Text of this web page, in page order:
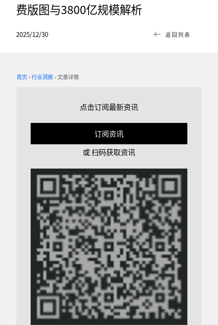
返回列表
2025/12/30
费版图与3800亿规模解析
首页 行业洞察 文章详情
点击订阅最新资讯
订阅资讯
或 扫码获取资讯